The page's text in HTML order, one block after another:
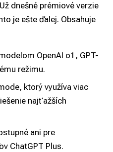
dnešné prémiové verzie
je ešte ďalej. Obsahuje
OpenAI o1, GPT-
režimu.
ktorý využíva viac
najťažších
ani pre
ChatGPT Plus.